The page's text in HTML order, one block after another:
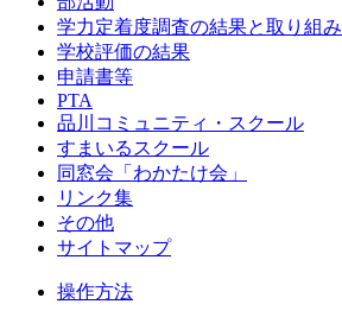
学力定着度調査の結果と取り組み
学校評価の結果
申請書等
PTA
品川コミュニティ・スクール
すまいるスクール
同窓会「わかたけ会」
リンク集
その他
サイトマップ
操作方法